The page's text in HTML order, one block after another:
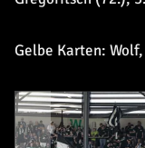
Gelbe Karten: